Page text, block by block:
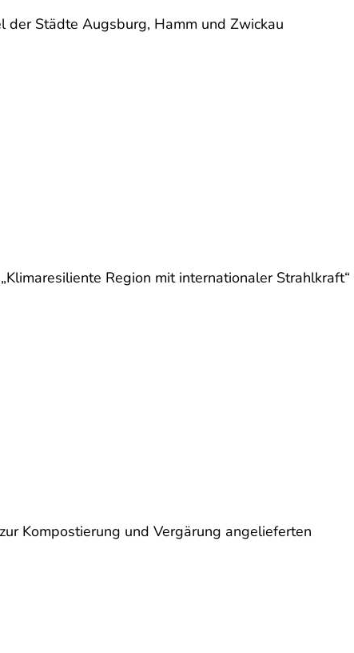
der Städte Augsburg, Hamm und Zwickau
Region mit internationaler Strahlkraft“
Kompostierung und Vergärung angelieferten